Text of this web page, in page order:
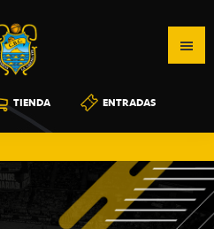
TIENDA ENTRADAS